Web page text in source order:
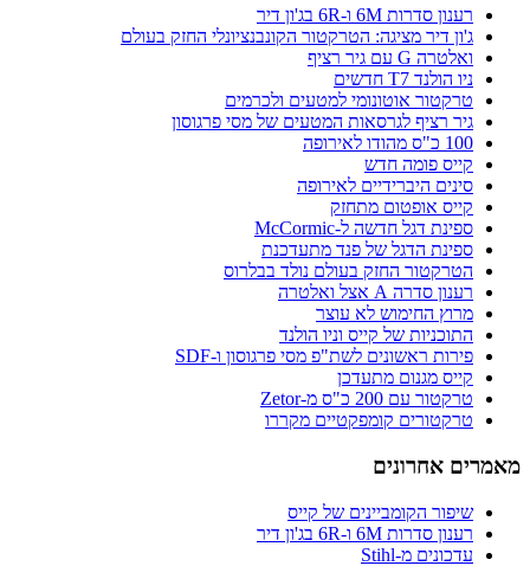
רענון סדרות 6M ו-6R בג'ון דיר
ג'ון דיר מציגה: הטרקטור הקונבנציונלי החזק בעולם
ואלטרה G עם גיר רציף
ניו הולנד T7 חדשים
טרקטור אוטונומי למטעים ולכרמים
גיר רציף לגרסאות המטעים של מסי פרגוסון
100 כ"ס מהודו לאירופה
קייס פומה חדש
סינים היברידיים לאירופה
קייס אופטום מתחזק
ספינת דגל חדשה ל-McCormic
ספינת הדגל של פנד מתעדכנת
הטרקטור החזק בעולם נולד בבלרוס
רענון סדרה A אצל ואלטרה
מרוץ החימוש לא עוצר
התוכניות של קייס וניו הולנד
פירות ראשונים לשת"פ מסי פרגוסון ו-SDF
קייס מגנום מתעדכן
טרקטור עם 200 כ"ס מ-Zetor
טרקטורים קומפקטיים מקררו
מאמרים אחרונים
שיפור הקומביינים של קייס
רענון סדרות 6M ו-6R בג'ון דיר
עדכונים מ-Stihl